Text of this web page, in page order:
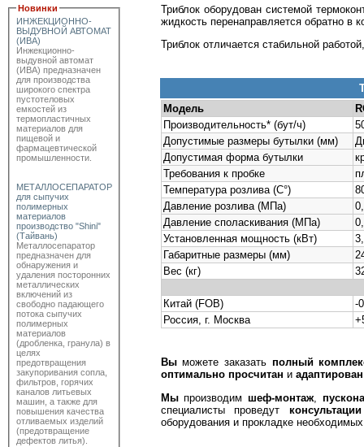
Новинки
ИНЖЕКЦИОННО-
ВЫДУВНОЙ АВТОМАТ
(ИВА)
Инжекционно-
выдувной автомат
(ИВА) предназначен
для производства
широкого спектра
пустотеловых
емкостей из
термопластичных
материалов для
пищевой и
фармацевтической
промышленности.
МЕТАЛЛОСЕПАРАТОР
для сыпучих
полимерных
материалов
производство "Shini"
(Тайвань)
Металлосепаратор
предназначен для
обнаружения и
удаления посторонних
металлических
включений из
свободно падающего
потока сыпучих
полимерных
материалов
(дробленка, гранула) в
целях
предотвращения
закупоривания сопла,
фильтров, горячих
каналов литьевых
машин, а также для
повышения качества
отливаемых изделий
(предотвращение
дефектов литья).
Триблок оборудован системой
жидкость перенаправляется обратно в
Триблок отличается стабильной
Модель
Производительность* (бут/ч)
Допустимые размеры бутылки (мм)
Допустимая форма бутылки
Требования к пробке
Температура розлива (С°)
Давление розлива (МПа)
Давление споласкивания (МПа)
Установленная мощность (кВт)
Габаритные размеры (мм)
Вес (кг)
Китай (FOB)
-0
Россия, г. Москва
Выможете заказать полный
оптимально просчитан и адаптирован
Мыпроизводим шеф-монтаж,
специалисты проведутконсультации
оборудования и прокладке